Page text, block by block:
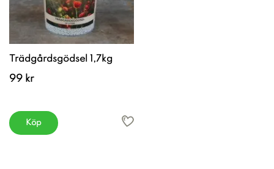
Trädgårdsgödsel 1,7kg
99 kr
Köp